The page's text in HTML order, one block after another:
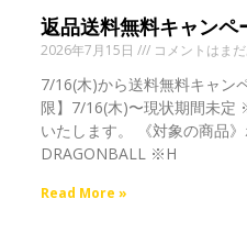
返品送料無料キャンペ
2026年7月15日 コメントはま
7/16(木)から送料無料キャン
限】7/16(木)〜現状期間未
いたします。 《対象の商品
DRAGONBALL ※H
Read More »